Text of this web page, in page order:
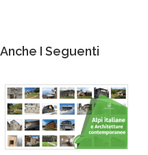
I Seguenti